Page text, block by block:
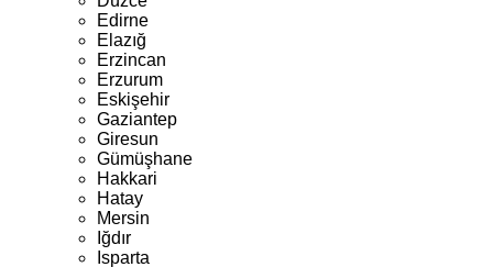
Edirne
Elazığ
Erzincan
Erzurum
Eskişehir
Gaziantep
Giresun
Gümüşhane
Hakkari
Hatay
Mersin
Iğdır
Isparta